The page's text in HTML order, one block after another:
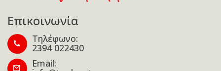
Επικοινωνία
Τηλέφωνο:
2394 022430
Email: